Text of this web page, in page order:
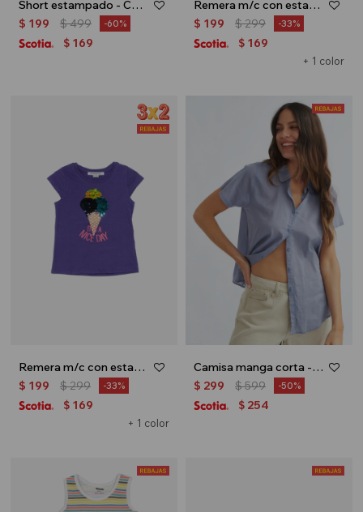
Short estampado - Celeste
$ 199 $499 60
$ 169
Remera m/c con estampa de helado - Fucsia
+ 1 color
$ 199 $299 33
$ 169
Remera m/c con estampa de helado - Lila
+ 1 color
$ 199 $299 33
$ 169
Camisa manga corta - Celeste
$ 299 $599 50
$ 254